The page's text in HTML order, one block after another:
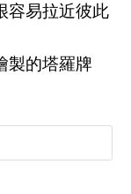
容易拉近彼此
製的塔羅牌